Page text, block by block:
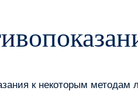
к некоторым